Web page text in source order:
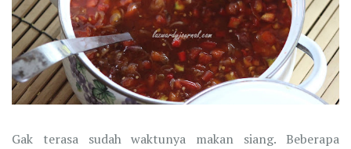
Gak terasa sudah waktunya makan siang. Beberapa